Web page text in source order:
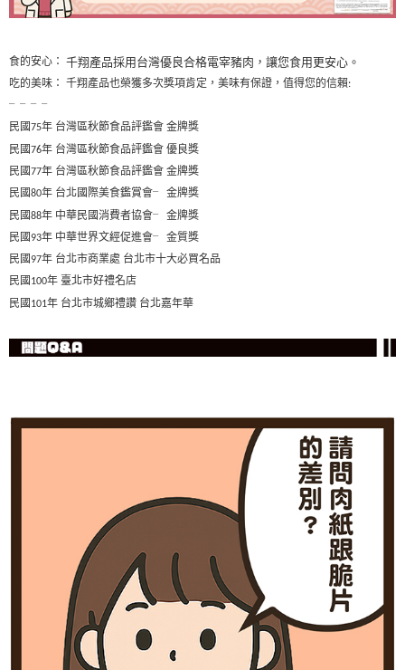
食的安心： 千翔產品採用台灣優良合格電宰豬肉，讓您食用更安心。
吃的美味： 千翔產品也榮獲多次獎項肯定，美味有保證，值得您的信賴:
╴╴╴╴
民國75年 台灣區秋節食品評鑑會 金牌獎
民國76年 台灣區秋節食品評鑑會 優良獎
民國 77年 台灣區秋節食品評鑑會 金牌獎
民國80年 台北國際美食鑑賞會╴ 金牌獎
民國88年 中華民國消費者協會╴ 金牌獎
民國93年 中華世界文經促進會╴ 金質獎
民國97年 台北市商業處 台北市十大必買名品
民國 100年 臺北市好禮名店
民國 101年 台北市城鄉禮讚 台北嘉年華